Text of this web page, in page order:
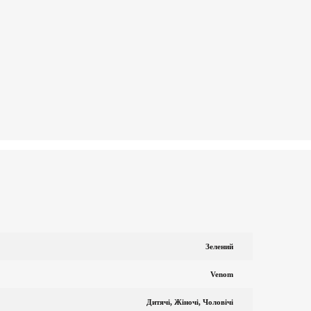
Зелений
Venom
Дитячі, Жіночі, Чоловічі